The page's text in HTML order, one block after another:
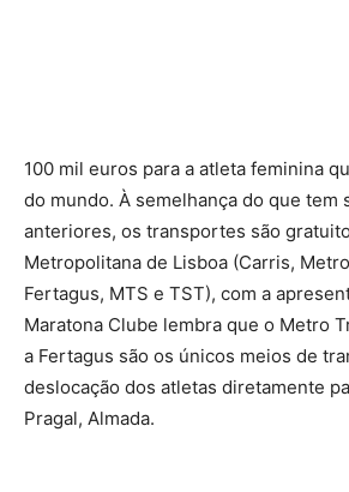
100 mil euros para a atleta feminina
do mundo. À semelhança do que tem
anteriores, os transportes são
Metropolitana de Lisboa (Carris,
Fertagus, MTS e TST), com a
Maratona Clube lembra que o Metro
a Fertagus são os únicos meios de
deslocação dos atletas diretamente
Pragal, Almada.